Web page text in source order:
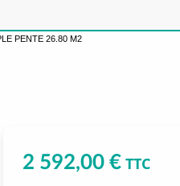
PENTE 26.80 M2
2 592,00 €TTC